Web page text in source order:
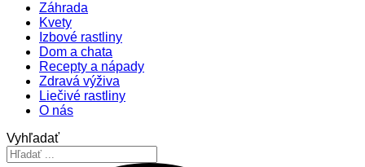
Záhrada
Kvety
Izbové rastliny
Dom a chata
Recepty a nápady
Zdravá výživa
Liečivé rastliny
O nás
Vyhľadať